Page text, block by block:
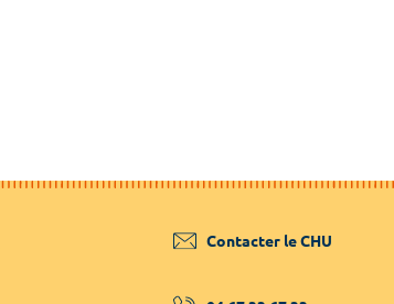
Contacter le CHU